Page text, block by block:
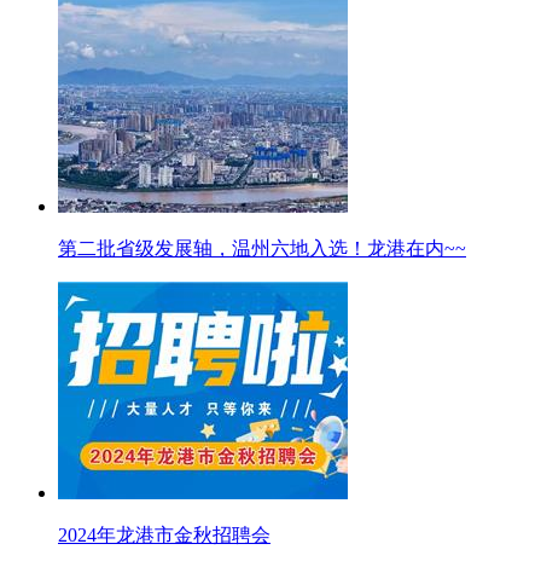
第二批省级发展轴，温州六地入选！龙港在内~~
2024年龙港市金秋招聘会